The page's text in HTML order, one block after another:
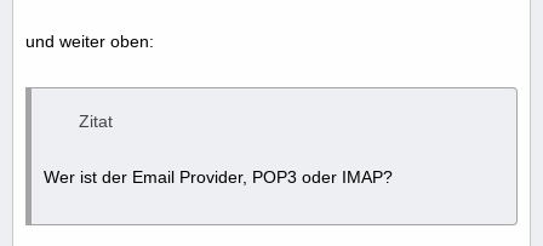
und weiter oben:
Zitat
Wer ist der Email Provider, POP3 oder IMAP?